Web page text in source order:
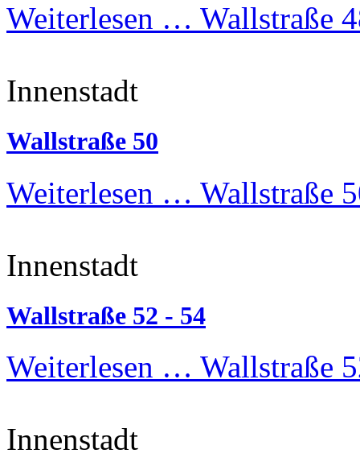
Weiterlesen … Wallstraße
Innenstadt
Wallstraße 50
Weiterlesen … Wallstraße
Innenstadt
Wallstraße 52 - 54
Weiterlesen … Wallstraße
Innenstadt